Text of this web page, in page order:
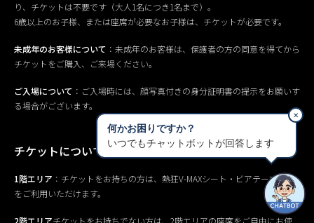
り、チケットは不要です（大人1名につき1名まで）。
6歳以上のお子様、または座席が必要なお子様は、チケットが必要です。
未成年のお客様について ：未成年のお客様は、保護者の方の同意を得てから
チケットをご購入、ご来場ください。
ご入場について ：ご入場時には、顔写真付きの身分証明書の提示をお願いす
る場合がございます。
チケットについて
1階エリア ：チケットをお持ちの方は、熱狂V-MAXシート・ビアテーブル席
をご利用いただけます。
何かお困りですか？
いつでもチャットボットが回答します
✕